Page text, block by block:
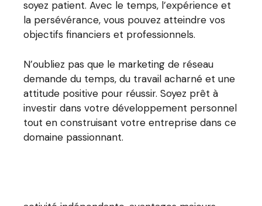
soyez patient. Avec le temps, l’expérience et
la persévérance, vous pouvez atteindre vos
objectifs financiers et professionnels.
N’oubliez pas que le marketing de réseau
demande du temps, du travail acharné et une
attitude positive pour réussir. Soyez prêt à
investir dans votre développement personnel
tout en construisant votre entreprise dans ce
domaine passionnant.